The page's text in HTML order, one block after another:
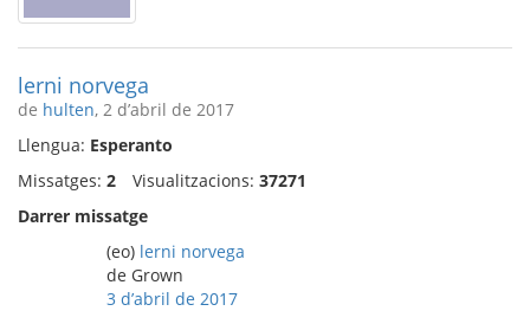
lerni norvega
de hulten, 2 d’abril de 2017
Llengua: Esperanto
Missatges: 2 Visualitzacions: 37271
Darrer missatge
(eo) lerni norvega
de Grown
3 d’abril de 2017